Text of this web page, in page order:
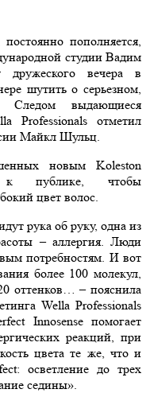
пополняется,
студии Вадим
вечера в
шутить о серьезном,
выдающиеся
Professionals отметил
Майкл Шульц.
новым Koleston
к публике, чтобы
цвет волос.
рука об руку, одна из
– аллергия. Люди
потребностям. И вот
более 100 молекул,
оттенков… – пояснила
Wella Professionals
Innosense помогает
реакций, при
цвета те же, что и
осветление до трех
седины».